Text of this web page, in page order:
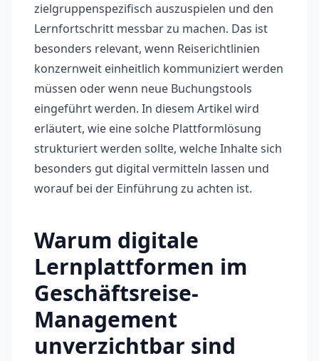
zielgruppenspezifisch auszuspielen und den
Lernfortschritt messbar zu machen. Das ist
besonders relevant, wenn Reiserichtlinien
konzernweit einheitlich kommuniziert werden
müssen oder wenn neue Buchungstools
eingeführt werden. In diesem Artikel wird
erläutert, wie eine solche Plattformlösung
strukturiert werden sollte, welche Inhalte sich
besonders gut digital vermitteln lassen und
worauf bei der Einführung zu achten ist.
Warum digitale
Lernplattformen im
Geschäftsreise-
Management
unverzichtbar sind